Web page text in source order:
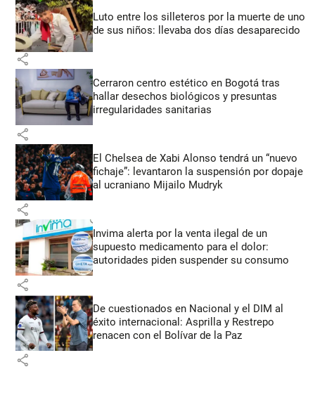
Luto entre los silleteros por la muerte de uno
de sus niños: llevaba dos días desaparecido
share
Cerraron centro estético en Bogotá tras
hallar desechos biológicos y presuntas
irregularidades sanitarias
share
El Chelsea de Xabi Alonso tendrá un “nuevo
fichaje”: levantaron la suspensión por dopaje
al ucraniano Mijailo Mudryk
share
Invima alerta por la venta ilegal de un
supuesto medicamento para el dolor:
autoridades piden suspender su consumo
share
De cuestionados en Nacional y el DIM al
éxito internacional: Asprilla y Restrepo
renacen con el Bolívar de la Paz
share